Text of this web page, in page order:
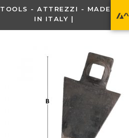
TOOLS - ATTREZZI - MADE
IN ITALY |